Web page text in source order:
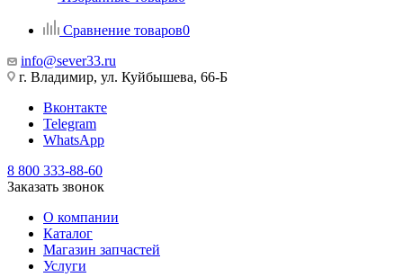
Сравнение товаров0
info@sever33.ru
г. Владимир, ул. Куйбышева, 66-Б
Вконтакте
Telegram
WhatsApp
8 800 333-88-60
Заказать звонок
О компании
Каталог
Магазин запчастей
Услуги